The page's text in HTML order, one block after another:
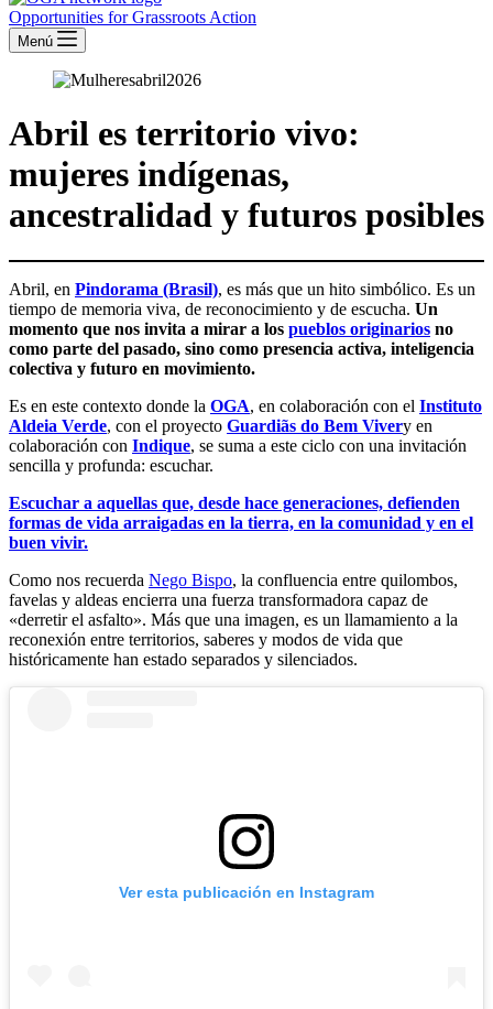
Opportunities for Grassroots Action
Menú
Abril es territorio vivo:
mujeres indígenas,
ancestralidad y futuros posibles
Abril, en Pindorama (Brasil), es más que un hito simbólico. Es un
tiempo de memoria viva, de reconocimiento y de escucha. Un
momento que nos invita a mirar a los pueblos originarios no
como parte del pasado, sino como presencia activa, inteligencia
colectiva y futuro en movimiento.
Es en este contexto donde la OGA, en colaboración con el Instituto
Aldeia Verde, con el proyecto Guardiãs do Bem Vivery en
colaboración con Indique, se suma a este ciclo con una invitación
sencilla y profunda: escuchar.
Escuchar a aquellas que, desde hace generaciones, defienden
formas de vida arraigadas en la tierra, en la comunidad y en el
buen vivir.
Como nos recuerda Nego Bispo, la confluencia entre quilombos,
favelas y aldeas encierra una fuerza transformadora capaz de
«derretir el asfalto». Más que una imagen, es un llamamiento a la
reconexión entre territorios, saberes y modos de vida que
históricamente han estado separados y silenciados.
Ver esta publicación en Instagram